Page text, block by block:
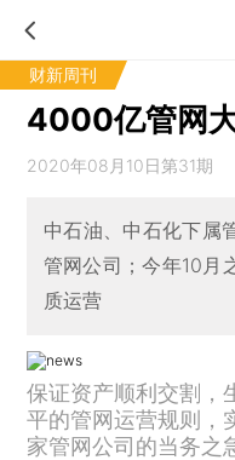
财新周刊
4000亿管网
2020年08月10日第31期
中石油、中石化下属
管网公司；今年10月
质运营
保证资产顺利交割，
平的管网运营规则，
家管网公司的当务之